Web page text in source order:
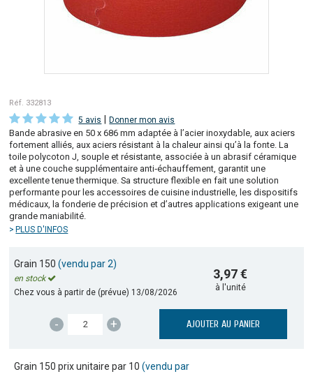
Réf. 332813
5 avis |Donner mon avis
Bande abrasive en 50 x 686 mm adaptée à l’acier inoxydable, aux aciers
fortement alliés, aux aciers résistant à la chaleur ainsi qu’à la fonte. La
toile polycoton J, souple et résistante, associée à un abrasif céramique
et à une couche supplémentaire anti‑échauffement, garantit une
excellente tenue thermique. Sa structure flexible en fait une solution
performante pour les accessoires de cuisine industrielle, les dispositifs
médicaux, la fonderie de précision et d’autres applications exigeant une
grande maniabilité.
PLUS D'INFOS
Grain 150(vendu par 2)
en stock
Chez vous à partir de (prévue) 13/08/2026
3,97 €
à l'unité
- + AJOUTER AU PANIER
Grain 150 prix unitaire par 10(vendu par